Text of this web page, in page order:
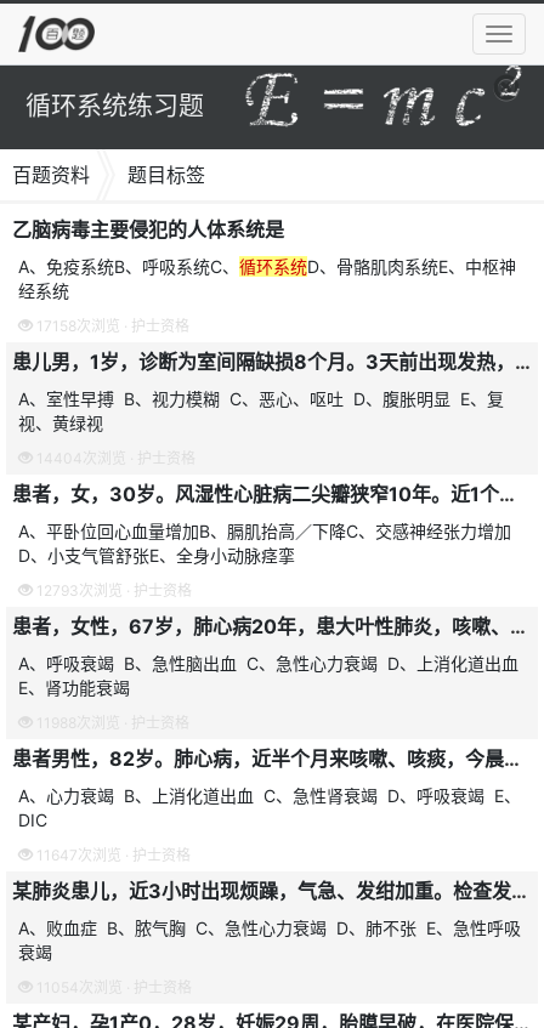
导
航
菜
循环系统练习题
百题资料 题目标签
乙脑病毒主要侵犯的人体系统是
A、免疫系统B、呼吸系统C、 循环系统D、骨骼肌肉系统E、中枢神
经系统
17158次浏览 · 护士资格
患儿男，1岁，诊断为室间隔缺损8个月。3天前出现发热，咳嗽，近1天来，咳嗽、呼吸急促。三凹症明显。尿少，急诊入院。查体：T38℃、P160次/分，R35次/分，肝肋下5cm。诊断室间隔缺损合并心力衰竭，服用强心苷时，出现
A、室性早搏 B、视力模糊 C、恶心、呕吐 D、腹胀明显 E、复
视、黄绿视
14404次浏览 · 护士资格
患者，女，30岁。风湿性心脏病二尖瓣狭窄10年。近1个月常自夜间憋醒，呼吸深快，伴有哮鸣音，端坐后可稍缓解，对夜间易发生喘憋的机制，正确的叙述是
A、平卧位回心血量增加B、膈肌抬高／下降C、交感神经张力增加
D、小支气管舒张E、全身小动脉痉挛
12793次浏览 · 护士资格
患者，女性，67岁，肺心病20年，患大叶性肺炎，咳嗽、咳痰2周，自服抗生素，未见明显效果。今日感呼吸困难、烦躁，神志恍惚。查体：口唇发绀，颈静脉充盈，两肺底闻及细湿啰音，体温37.4℃，脉搏110次/分，血压13/9kPa（98/68mmHg）双下肢水肿，尿蛋白阳性，大便隐血阳性。患者最可能出现的并发症是
A、呼吸衰竭 B、急性脑出血 C、急性心力衰竭 D、上消化道出血
E、肾功能衰竭
11988次浏览 · 护士资格
患者男性，82岁。肺心病，近半个月来咳嗽、咳痰，今晨呼吸困难加重，神志恍惚，烦躁不安。查体：体温36.4℃，脉搏120次/分，血压130/80mmHg，呼吸38次/分，口唇发绀，两肺底闻及湿啰音。患者最可能出现的并发症是
A、心力衰竭 B、上消化道出血 C、急性肾衰竭 D、呼吸衰竭 E、
DIC
11647次浏览 · 护士资格
某肺炎患儿，近3小时出现烦躁，气急、发绀加重。检查发现呼吸60次/分，心率170次/分，心音钝，两肺呼吸音略低，有少量中细湿啰音，肝肋下3.5cm。提示患儿可能合并
A、败血症 B、脓气胸 C、急性心力衰竭 D、肺不张 E、急性呼吸
衰竭
11054次浏览 · 护士资格
某产妇，孕1产0，28岁，妊娠29周，胎膜早破，在医院保胎治疗过程中，突发寒战、恶心、呕吐和气急等症状，继而出现呛咳、呼吸困难和发绀，进入昏迷状态，继而皮肤上出现血斑。应是